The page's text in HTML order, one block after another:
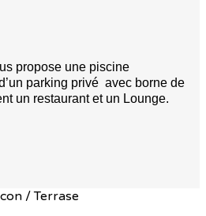
propose une piscine
parking privé avec borne de
un restaurant et un Lounge.